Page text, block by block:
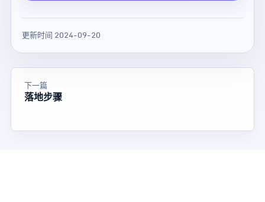
更新时间 2024-09-20
下一篇
落地步骤